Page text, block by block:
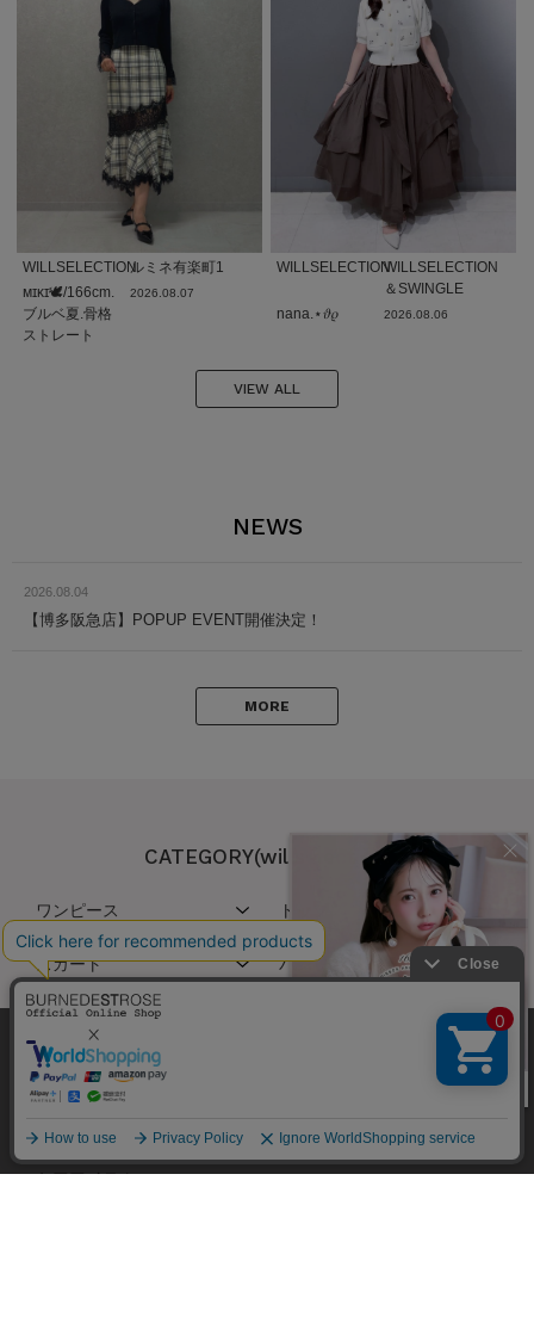
2026.08.07
WILLSELECTIONルミネ有楽町1
ᴍɪᴋɪ🕊/166cm.
ブルベ夏.骨格
ストレート
2026.08.06
WILLSELECTIONWILLSELECTION
＆SWINGLE
nana.⋆𝜗𝜚
VIEW ALL
NEWS
2026.08.04
【博多阪急店】POPUP EVENT開催決定！
MORE
CATEGORY(willselection)
ワンピース トップス
スカート パンツ
アウター
バッグ
ケアアイテム
弊社はCookieを利用し、Webの利便性向上に努め
ております。「承諾する」をクリックしていただ
くと、お客様に最適な内容を提供することが可能
ご覧ください。
承諾する
8色カーディガン